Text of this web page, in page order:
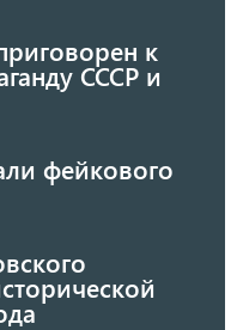
к
СССР и
фейкового